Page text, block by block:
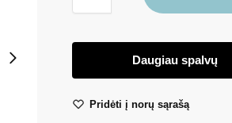
Daugiau spalvų
Pridėti į norų sąrašą